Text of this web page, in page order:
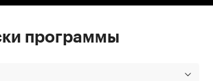
программы